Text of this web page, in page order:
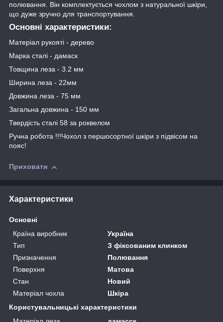
полювання. Він комплектується чохлом з натуральної шкіри,
що дуже зручно для транспортування.
Основні характеристики:
Матеріал рукояті - дерево
Марка сталі - дамаск
Товщина леза - 3.2 мм
Ширина леза - 22мм
Довжина леза - 75 мм
Загальна довжина - 150 мм
Твердість сталі 58 за роквелом
Ручна робота !!!Чохол з першосортної шкіри з підвісом на
пояс!
Приховати
Характеристики
Основні
Країна виробник
Україна
Тип
З фіксованим клинком
Призначення
Полювання
Поверхня
Матова
Стан
Новий
Матеріал чохла
Шкіра
Користувальницькі характеристики